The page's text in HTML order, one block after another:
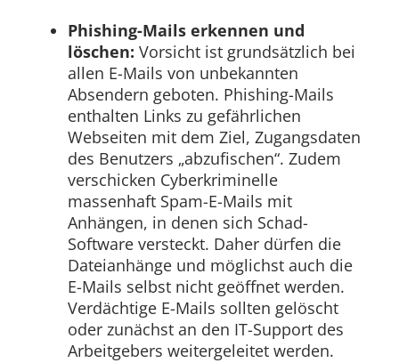
Phishing-Mails erkennen und
löschen: Vorsicht ist grundsätzlich bei
allen E-Mails von unbekannten
Absendern geboten. Phishing-Mails
enthalten Links zu gefährlichen
Webseiten mit dem Ziel, Zugangsdaten
des Benutzers „abzufischen“. Zudem
verschicken Cyberkriminelle
massenhaft Spam-E-Mails mit
Anhängen, in denen sich Schad-
Software versteckt. Daher dürfen die
Dateianhänge und möglichst auch die
E-Mails selbst nicht geöffnet werden.
Verdächtige E-Mails sollten gelöscht
oder zunächst an den IT-Support des
Arbeitgebers weitergeleitet werden.